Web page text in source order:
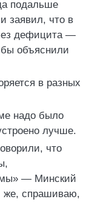
подальше
заявил, что в
дефицита —
бы объяснили
в разных
надо было
лучше.
что
— Минский
же, спрашиваю,